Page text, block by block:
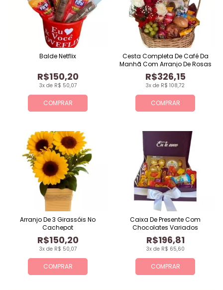
COMPRAR
3x de R$ 50,07
R$150,20
Balde Netflix
COMPRAR
3x de R$ 108,72
R$326,15
Cesta Completa De Café Da
Manhã Com Arranjo De Rosas
COMPRAR
3x de R$ 50,07
R$150,20
Arranjo De 3 Girassóis No
Cachepot
COMPRAR
3x de R$ 65,60
R$196,81
Caixa De Presente Com
Chocolates Variados